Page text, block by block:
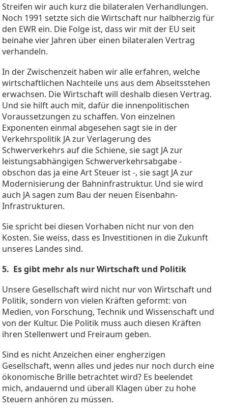
Streifen wir auch kurz die bilateralen Verhandlungen.
Noch 1991 setzte sich die Wirtschaft nur halbherzig für
den EWR ein. Die Folge ist, dass wir mit der EU seit
beinahe vier Jahren über einen bilateralen Vertrag
verhandeln.
In der Zwischenzeit haben wir alle erfahren, welche
wirtschaftlichen Nachteile uns aus dem Abseitsstehen
erwachsen. Die Wirtschaft will deshalb diesen Vertrag.
Und sie hilft auch mit, dafür die innenpolitischen
Voraussetzungen zu schaffen. Von einzelnen
Exponenten einmal abgesehen sagt sie in der
Verkehrspolitik JA zur Verlagerung des
Schwerverkehrs auf die Schiene, sie sagt JA zur
leistungsabhängigen Schwerverkehrsabgabe -
obschon das ja eine Art Steuer ist -, sie sagt JA zur
Modernisierung der Bahninfrastruktur. Und sie wird
auch JA sagen zum Bau der neuen Eisenbahn-
Infrastrukturen.
Sie spricht bei diesen Vorhaben nicht nur von den
Kosten. Sie weiss, dass es Investitionen in die Zukunft
unseres Landes sind.
5. Es gibt mehr als nur Wirtschaft und Politik
Unsere Gesellschaft wird nicht nur von Wirtschaft und
Politik, sondern von vielen Kräften geformt: von
Medien, von Forschung, Technik und Wissenschaft und
von der Kultur. Die Politik muss auch diesen Kräften
ihren Stellenwert und Freiraum geben.
Sind es nicht Anzeichen einer engherzigen
Gesellschaft, wenn alles und jedes nur noch durch eine
ökonomische Brille betrachtet wird? Es beelendet
mich, andauernd und überall Klagen über zu hohe
Steuern anhören zu müssen.